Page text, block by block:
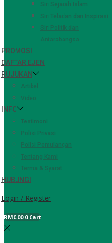
Siri Sejarah Islam
Siri Teladan dan Inspirasi
Siri Politik dan
Antarabangsa
PROMOSI
DAFTAR EJEN
RUJUKAN
Artikel
Video
INFO
Testimoni
Polisi Privasi
Polisi Pemulangan
Tentang Kami
Terma & Syarat
HUBUNGI
Login / Register
RM0.00 0 Cart